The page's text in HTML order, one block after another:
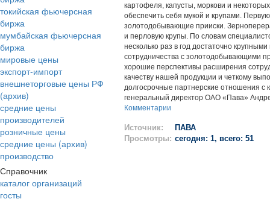
токийская фьючерсная
биржа
мумбайская фьючерсная
биржа
мировые цены
экспорт-импорт
внешнеторговые цены РФ
(архив)
средние цены
производителей
розничные цены
средние цены (архив)
производство
Справочник
каталог организаций
госты
картофеля, капусты, моркови и
обеспечить себя мукой и крупами.
золотодобывающие прииски.
и перловую крупы. По словам
несколько раз в год достаточно
сотрудничества с золотодобывающими
хорошие перспективы расширения
качеству нашей продукции и четкому
долгосрочные партнерские отношения с
генеральный директор ОАО «Пава»
Комментарии
Источник:
ПАВА
Просмотры: сегодня: 1, всего: 51